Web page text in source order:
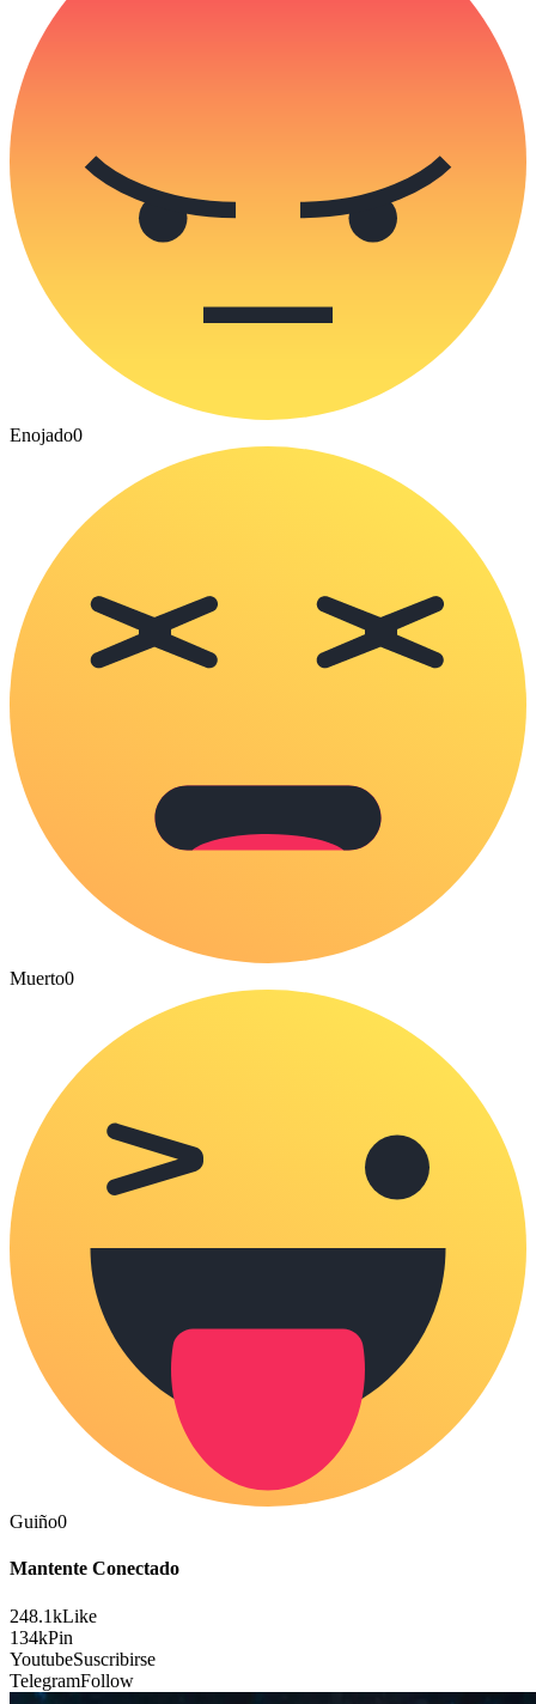
Enojado0
Muerto0
Guiño0
Mantente Conectado
248.1kLike
134kPin
YoutubeSuscribirse
TelegramFollow